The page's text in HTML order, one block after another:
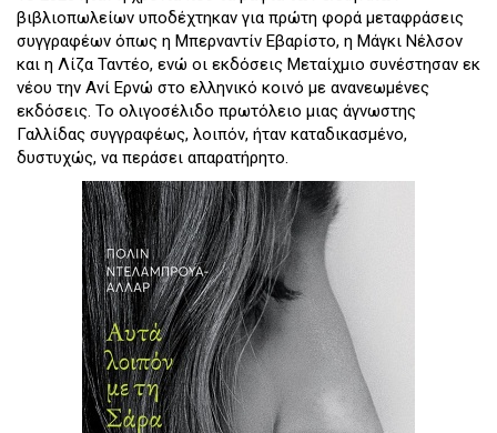
βιβλιοπωλείων υποδέχτηκαν για πρώτη φορά μεταφράσεις
συγγραφέων όπως η Μπερναντίν Εβαρίστο, η Μάγκι Νέλσον
και η Λίζα Ταντέο, ενώ οι εκδόσεις Μεταίχμιο συνέστησαν εκ
νέου την Ανί Ερνώ στο ελληνικό κοινό με ανανεωμένες
εκδόσεις. Το ολιγοσέλιδο πρωτόλειο μιας άγνωστης
Γαλλίδας συγγραφέως, λοιπόν, ήταν καταδικασμένο,
δυστυχώς, να περάσει απαρατήρητο.